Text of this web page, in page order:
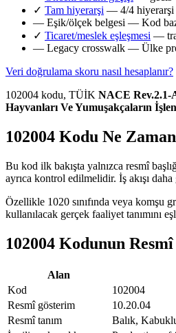
✓ Tam hiyerarşi — 4/4 hiyerarşi
— Eşik/ölçek belgesi — Kod
✓ Ticaret/meslek eşleşmesi —
— Legacy crosswalk — Ülke
Veri doğrulama skoru nasıl hesaplanır?
102004 kodu, TÜİK NACE Rev.2.1-
Hayvanları Ve Yumuşakçaların
102004 Kodu Ne
Bu kod ilk bakışta yalnızca resmî
ayrıca kontrol edilmelidir. İş akışı
Özellikle 1020 sınıfında veya komşu
kullanılacak gerçek faaliyet tanımını
102004 Kodunun
Alan
Kod
102004
Resmî gösterim
10.20.04
Resmî tanım
Balık,